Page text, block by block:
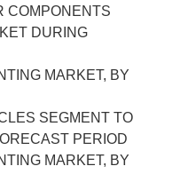
DURING
MARKET, BY
SEGMENT TO
PERIOD
MARKET, BY